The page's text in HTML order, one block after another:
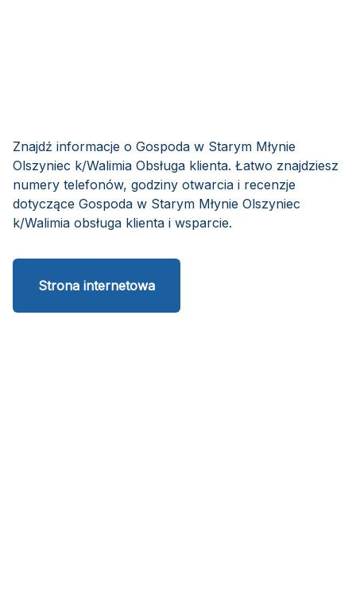
Znajdź informacje o Gospoda w Starym Młynie
Olszyniec k/Walimia Obsługa klienta. Łatwo znajdziesz
numery telefonów, godziny otwarcia i recenzje
dotyczące Gospoda w Starym Młynie Olszyniec
k/Walimia obsługa klienta i wsparcie.
Strona internetowa